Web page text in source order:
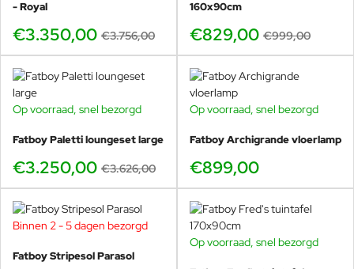
- Royal
€3.350,00 €3.756,00
160x90cm
€829,00 €999,00
GRATIS HOEZEN
Op voorraad, snel bezorgd
Fatboy Paletti loungeset large
€3.250,00 €3.626,00
Op voorraad, snel bezorgd
Fatboy Archigrande vloerlamp
€899,00
Binnen 2 - 5 dagen bezorgd
Fatboy Stripesol Parasol
-17%
Op voorraad, snel bezorgd